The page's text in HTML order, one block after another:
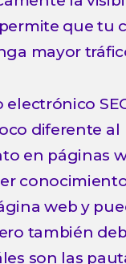
que tu
mayor
electrónico
diferente al
en páginas
web y
también
son las